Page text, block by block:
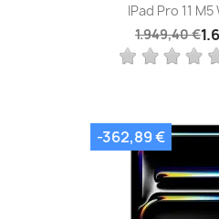
IPad Pro 11 M5
1.949,40 €
-362,89 €